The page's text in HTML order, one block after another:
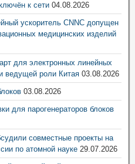
к сети 04.08.2026
ускоритель CNNC допущен
медицинских изделий
для электронных линейных
ведущей роли Китая 03.08.2026
03.08.2026
для парогенераторов блоков
совместные проекты на
по атомной науке 29.07.2026